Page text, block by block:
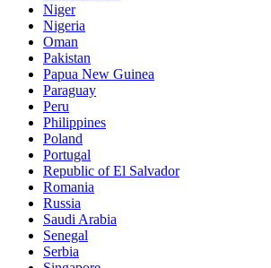
Niger
Nigeria
Oman
Pakistan
Papua New Guinea
Paraguay
Peru
Philippines
Poland
Portugal
Republic of El Salvador
Romania
Russia
Saudi Arabia
Senegal
Serbia